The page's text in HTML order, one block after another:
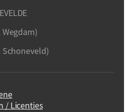
Wegdam)
Schoneveld)
/ Licenties